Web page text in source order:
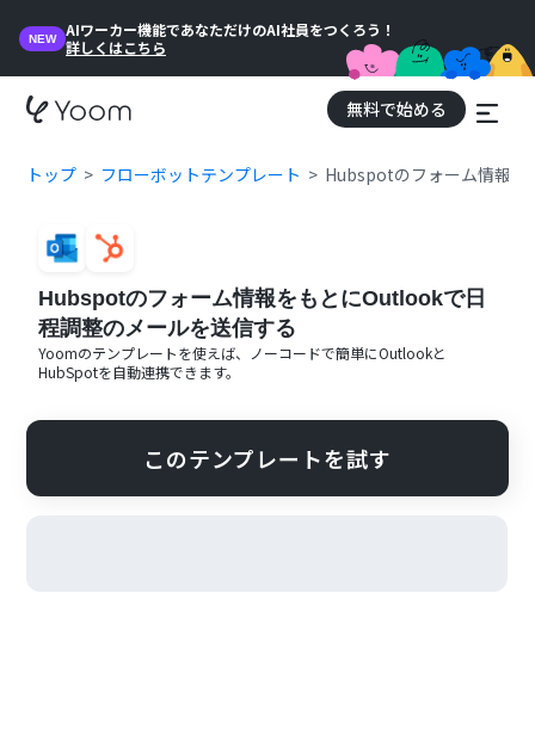
NEW
AIワーカー機能であなただけのAI社員をつくろう！
詳しくはこちら
無料で始める
トップ フローボットテンプレート Hubspotのフォーム情報
Hubspotのフォーム情報をもとにOutlookで日
程調整のメールを送信する
Yoomのテンプレートを使えば、ノーコードで簡単にOutlookと
HubSpotを自動連携できます。
このテンプレートを試す